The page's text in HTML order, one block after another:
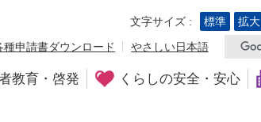
文字サイズ :
標準 拡大
種申請書ダウンロード
やさしい日本語
教育・啓発 くらしの安全・安心